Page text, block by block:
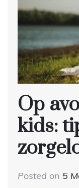
Op
kids:
Posted on 5